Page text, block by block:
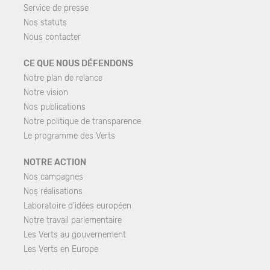
Service de presse
Nos statuts
Nous contacter
CE QUE NOUS DÉFENDONS
Notre plan de relance
Notre vision
Nos publications
Notre politique de transparence
Le programme des Verts
NOTRE ACTION
Nos campagnes
Nos réalisations
Laboratoire d’idées européen
Notre travail parlementaire
Les Verts au gouvernement
Les Verts en Europe